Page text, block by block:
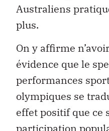
Australiens
plus.
On y affirme
évidence que le
performances
olympiques se
effet positif que ce
participation